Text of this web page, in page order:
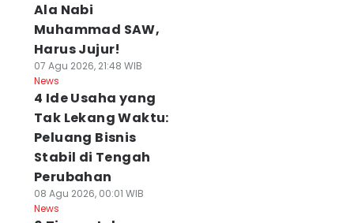
Ala Nabi
Muhammad SAW,
Harus Jujur!
07 Agu 2026, 21:48 WIB
News
4 Ide Usaha yang
Tak Lekang Waktu:
Peluang Bisnis
Stabil di Tengah
Perubahan
08 Agu 2026, 00:01 WIB
News